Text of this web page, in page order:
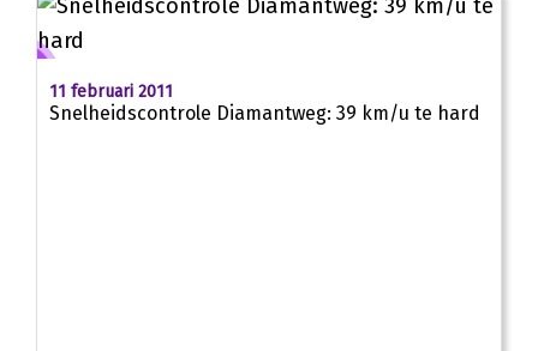
11 februari 2011
Snelheidscontrole Diamantweg: 39 km/u te hard